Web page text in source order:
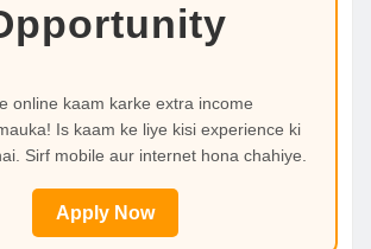
online kaam karke extra income
Is kaam ke liye kisi experience ki
Sirf mobile aur internet hona chahiye.
Apply Now